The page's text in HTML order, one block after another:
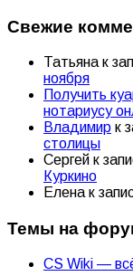
Свежие
Татьяна к
ноября
Получить
нотариусу
Владимир к
столицы
Сергей к
Куркино
Елена к
Темы на
CS Wiki —